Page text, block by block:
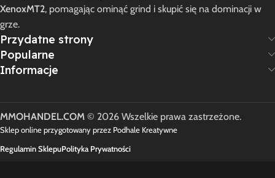
XenoxMT2, pomagając ominąć grind i skupić się na dominacji w
grze.
Przydatne strony
Popularne
Informacje
MMOHANDEL.COM © 2026 Wszelkie prawa zastrzeżone.
Sklep online przygotowany przez Podhale Kreatywne
Regulamin SklepuPolityka Prywatności